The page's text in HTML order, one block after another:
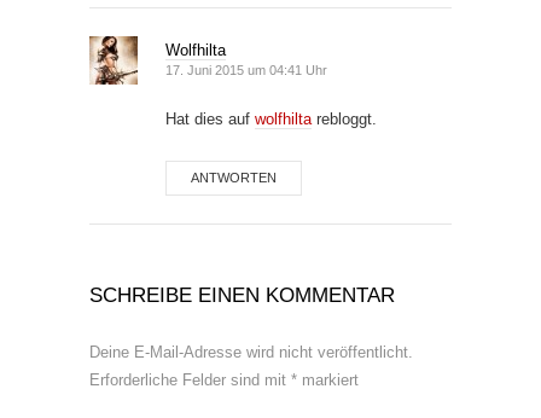
Wolfhilta
17. Juni 2015 um 04:41 Uhr
Hat dies auf wolfhiltarebloggt.
ANTWORTEN
SCHREIBE EINEN KOMMENTAR
Deine E-Mail-Adresse wird nicht veröffentlicht.
Erforderliche Felder sind mit * markiert